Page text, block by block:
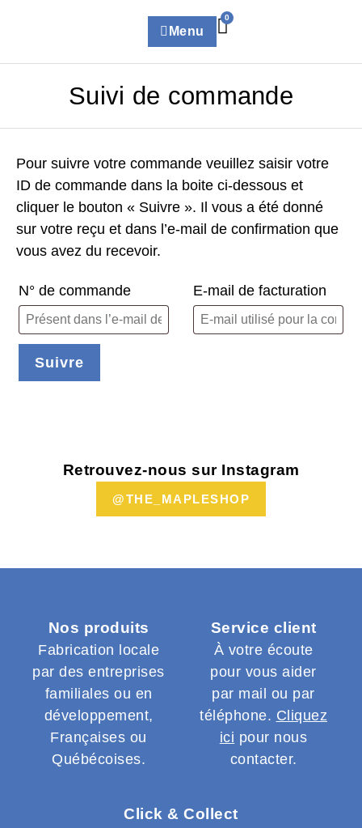
Menu
0
Suivi de commande
Pour suivre votre commande veuillez saisir votre
ID de commande dans la boite ci-dessous et
cliquer le bouton « Suivre ». Il vous a été donné
sur votre reçu et dans l’e-mail de confirmation que
vous avez du recevoir.
N° de commande E-mail de facturation
Suivre
Retrouvez-nous sur Instagram
@THE_MAPLESHOP
Nos produits
Fabrication locale
par des entreprises
familiales ou en
développement,
Françaises ou
Québécoises.
Service client
À votre écoute
pour vous aider
par mail ou par
téléphone. Cliquez
ici pour nous
contacter.
Click & Collect